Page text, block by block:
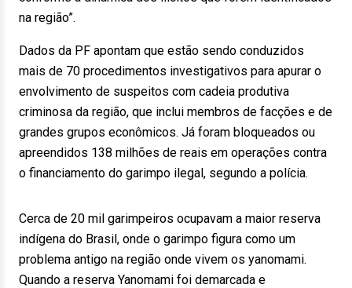
na região”.
Dados da PF apontam que estão sendo conduzidos
mais de 70 procedimentos investigativos para apurar o
envolvimento de suspeitos com cadeia produtiva
criminosa da região, que inclui membros de facções e de
grandes grupos econômicos. Já foram bloqueados ou
apreendidos 138 milhões de reais em operações contra
o financiamento do garimpo ilegal, segundo a polícia.
Cerca de 20 mil garimpeiros ocupavam a maior reserva
indígena do Brasil, onde o garimpo figura como um
problema antigo na região onde vivem os yanomami.
Quando a reserva Yanomami foi demarcada e